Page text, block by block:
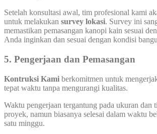
Setelah konsultasi awal, tim profesional kami
untuk melakukan survey lokasi. Survey ini
memastikan pemasangan kanopi kain sesuai
Anda inginkan dan sesuai dengan kondisi
5. Pengerjaan dan Pemasangan
Kontruksi Kami berkomitmen untuk
tepat waktu tanpa mengurangi kualitas.
Waktu pengerjaan tergantung pada ukuran dan
proyek, namun biasanya selesai dalam waktu
satu minggu.